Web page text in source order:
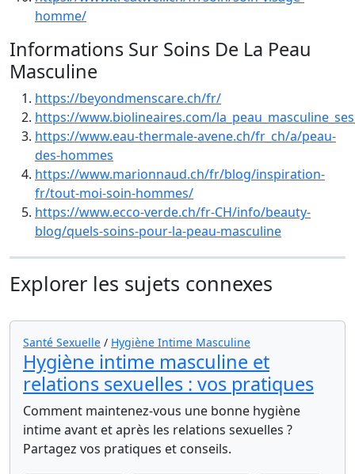
homme/
Informations Sur Soins De La Peau
Masculine
https://beyondmenscare.ch/fr/
https://www.biolineaires.com/
https://www.eau-thermale-avene.ch/fr_ch/a/peau-
des-hommes
https://www.marionnaud.ch/fr/blog/inspiration-
fr/tout-moi-soin-hommes/
https://www.ecco-verde.ch/fr-CH/info/beauty-
blog/quels-soins-pour-la-peau-masculine
Explorer les sujets connexes
Santé Sexuelle / Hygiène Intime Masculine
Hygiène intime masculine et
relations sexuelles : vos pratiques
Comment maintenez-vous une bonne hygiène
intime avant et après les relations sexuelles ?
Partagez vos pratiques et conseils.